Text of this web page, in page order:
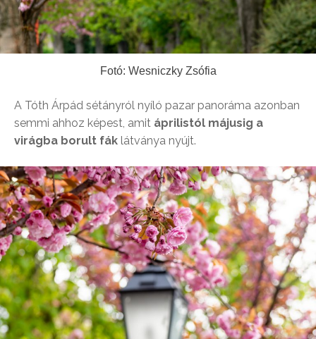
Fotó: Wesniczky Zsófia
A Tóth Árpád sétányról nyíló pazar panoráma azonban
semmi ahhoz képest, amit áprilistól májusig a
virágba borult fák látványa nyújt.